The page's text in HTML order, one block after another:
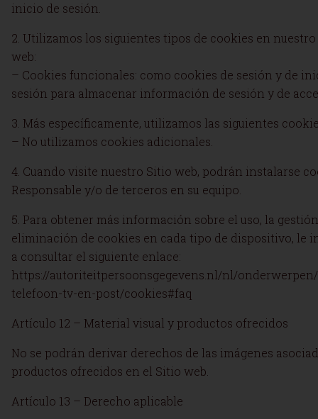
inicio de sesión.
2. Utilizamos los siguientes tipos de cookies en
web:
– Cookies funcionales: como cookies de sesión y de
sesión para almacenar información de sesión y de
3. Más específicamente, utilizamos las siguientes
– No utilizamos cookies adicionales.
4. Cuando visite nuestro Sitio web, podrán instalarse
Responsable y/o de terceros en su equipo.
5. Para obtener más información sobre el uso, la
eliminación de cookies en cada tipo de dispositivo, le
a consultar el siguiente enlace:
https://autoriteitpersoonsgegevens.nl/nl/
telefoon-tv-en-post/cookies#faq
Artículo 12 – Material visual y productos ofrecidos
No se podrán derivar derechos de las imágenes
productos ofrecidos en el Sitio web.
Artículo 13 – Derecho aplicable